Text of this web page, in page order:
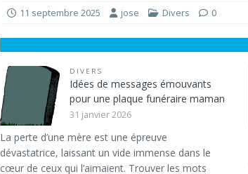
11 septembre 2025 jose Divers 0
DIVERS
Idées de messages émouvants
pour une plaque funéraire maman
31 janvier 2026
La perte d’une mère est une épreuve
dévastatrice, laissant un vide immense dans le
cœur de ceux qui l’aimaient. Trouver les mots